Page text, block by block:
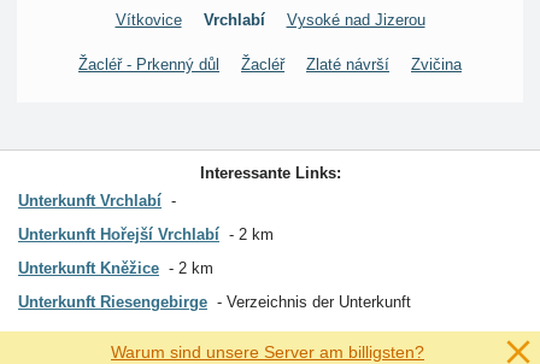
Vítkovice Vrchlabí Vysoké nad Jizerou
Žacléř - Prkenný důl Žacléř Zlaté návrší Zvičina
Interessante Links:
Unterkunft Vrchlabí
Unterkunft Hořejší Vrchlabí
2 km
Unterkunft Kněžice
2 km
Unterkunft Riesengebirge
Verzeichnis der Unterkunft
Warum sind unsere Server am billigsten?